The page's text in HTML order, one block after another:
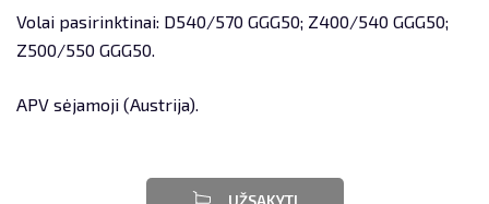
LIZINGAS
Volai pasirinktinai: D540/570 GGG50; Z400/540 GGG50;
Z500/550 GGG50.
APV sėjamoji (Austrija).